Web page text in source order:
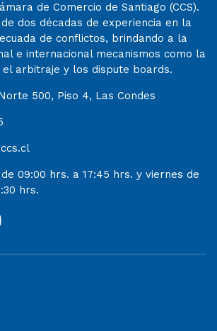
de Comercio de Santiago (CCS).
dos décadas de experiencia en la
de conflictos, brindando a la
e internacional mecanismos como la
el arbitraje y los dispute boards.
500, Piso 4, Las Condes
09:00 hrs. a 17:45 hrs. y viernes de
hrs.